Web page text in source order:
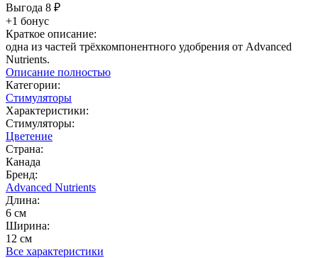
Выгода 8 ₽
+1 бонус
Краткое описание:
одна из частей трёхкомпонентного удобрения от Advanced
Nutrients.
Описание полностью
Категории:
Стимуляторы
Характеристики:
Стимуляторы:
Цветение
Страна:
Канада
Бренд:
Advanced Nutrients
Длина:
6 см
Ширина:
12 см
Все характеристики